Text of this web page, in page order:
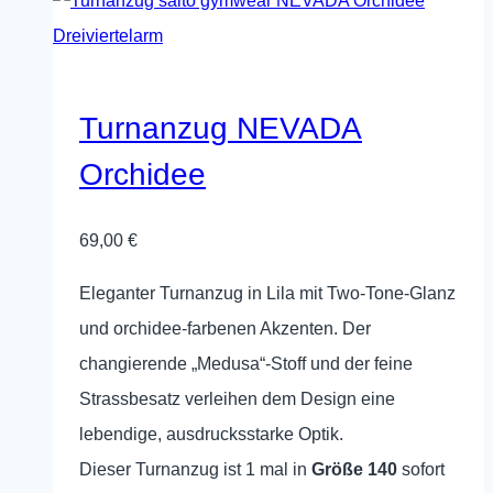
Turnanzug NEVADA
Orchidee
69,00 €
Eleganter Turnanzug in Lila mit Two‑Tone‑Glanz
und orchidee‑farbenen Akzenten. Der
changierende „Medusa“-Stoff und der feine
Strassbesatz verleihen dem Design eine
lebendige, ausdrucksstarke Optik.
Dieser Turnanzug ist 1 mal in Größe 140 sofort